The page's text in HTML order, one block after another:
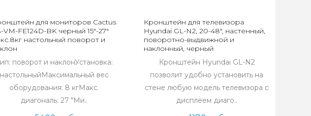
для мониторов Cactus
VM-FE124D-BK черный 15"-27"
настольный поворот и
поворот и наклонУстановка:
настольныйМаксимальный вес
оборудования: 8 кгМакс.
диагональ: 27 "Ми..
Кронштейн для телевизора
Hyundai GL-N2, 20-48", настенный,
поворотно-выдвижной и
наклонный, черный
Кронштейн Hyundai GL-N2
позволит удобно установить на
стене любую модель телевизора с
дисплеем диаго..